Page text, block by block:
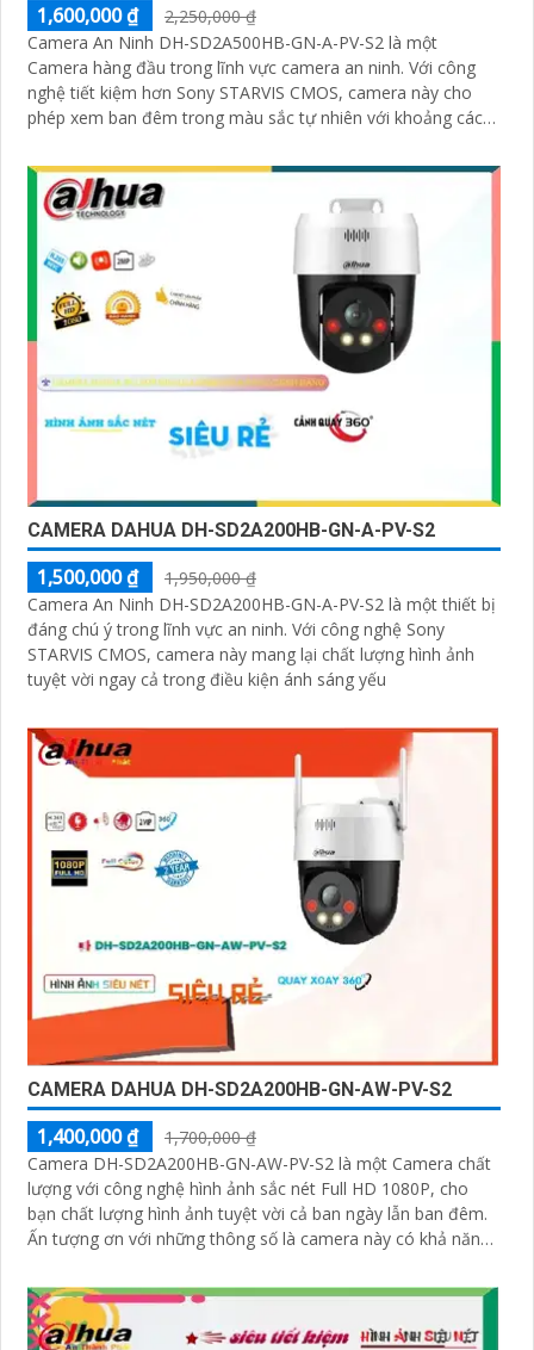
1,600,000 ₫
2,250,000 ₫
Camera An Ninh DH-SD2A500HB-GN-A-PV-S2 là một
Camera hàng đầu trong lĩnh vực camera an ninh. Với công
nghệ tiết kiệm hơn Sony STARVIS CMOS, camera này cho
phép xem ban đêm trong màu sắc tự nhiên với khoảng cách
CAMERA DAHUA DH-SD2A200HB-GN-A-PV-S2
1,500,000 ₫
1,950,000 ₫
Camera An Ninh DH-SD2A200HB-GN-A-PV-S2 là một thiết bị
đáng chú ý trong lĩnh vực an ninh. Với công nghệ Sony
STARVIS CMOS, camera này mang lại chất lượng hình ảnh
tuyệt vời ngay cả trong điều kiện ánh sáng yếu
CAMERA DAHUA DH-SD2A200HB-GN-AW-PV-S2
1,400,000 ₫
1,700,000 ₫
Camera DH-SD2A200HB-GN-AW-PV-S2 là một Camera chất
lượng với công nghệ hình ảnh sắc nét Full HD 1080P, cho
bạn chất lượng hình ảnh tuyệt vời cả ban ngày lẫn ban đêm.
Ấn tượng ơn với những thông số là camera này có khả năng
vào ban đêm